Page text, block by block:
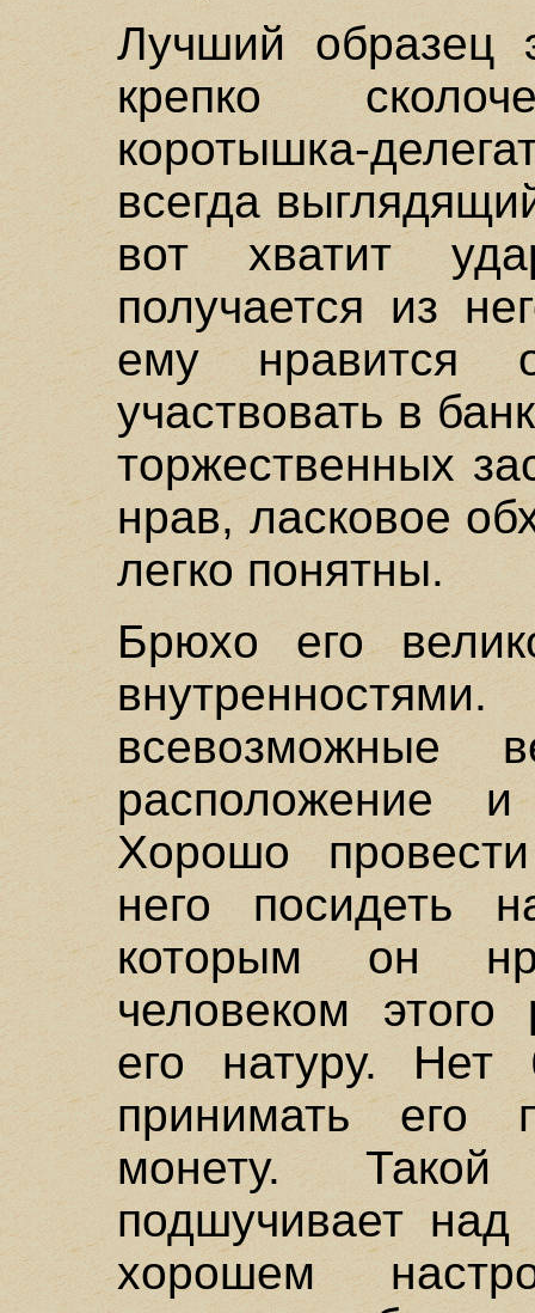
Лучший образец
крепко
коротышка-
всегда
вот хватит
получается из
ему нравится
участвовать в
торжественных
нрав, ласковое
легко понятны.
Брюхо его
расположение
Хорошо
него посидеть
которым он
человеком
его натуру.
принимать его
монету. Такой
подшучивает
хорошем